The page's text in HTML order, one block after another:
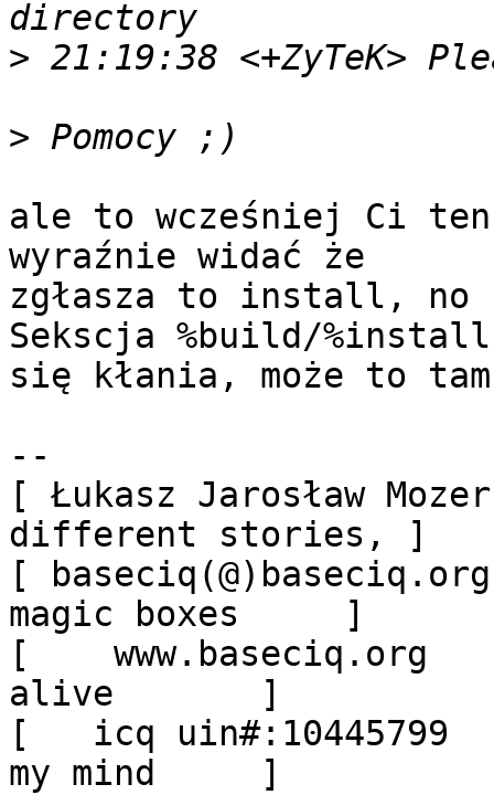
>
>
ale to wcześniej Ci ten
wyraźnie widać że
zgłasza to install, no
Sekscja %build/%install
się kłania, może to
--
[ Łukasz Jarosław
different stories, ]
[
magic boxes     ]
[    www.baseciq.org
alive       ]
[   icq
my mind     ]